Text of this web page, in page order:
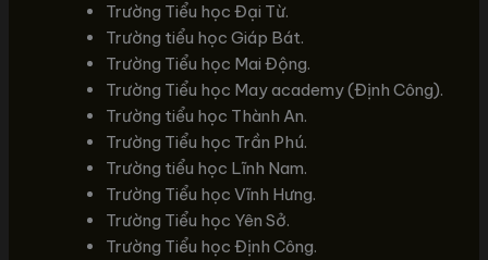
Trường Tiểu học Đại Từ.
Trường tiểu học Giáp Bát.
Trường Tiểu học Mai Động.
Trường Tiểu học May academy (Định Công).
Trường tiểu học Thành An.
Trường Tiểu học Trần Phú.
Trường tiểu học Lĩnh Nam.
Trường Tiểu học Vĩnh Hưng.
Trường Tiểu học Yên Sở.
Trường Tiểu học Định Công.